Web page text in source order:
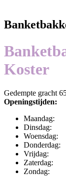
Koster
Gedempte gracht
Openingstijden:
Maandag:
Dinsdag:
Woensdag:
Donderdag:
Vrijdag:
Zaterdag:
Zondag: